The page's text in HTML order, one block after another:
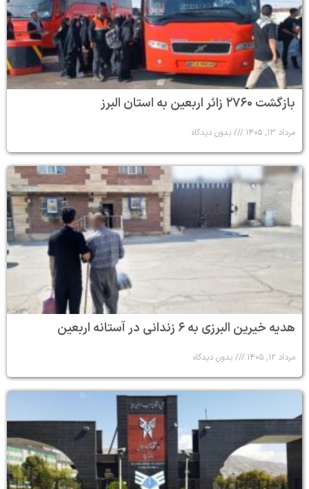
بازگشت ۲۷۶۰ زائر اربعین به استان البرز
مرداد ۱۳, ۱۴۰۵ بدون دیدگاه
هدیه خیرین البرزی به ۶ زندانی در آستانه اربعین
مرداد ۱۲, ۱۴۰۵ بدون دیدگاه